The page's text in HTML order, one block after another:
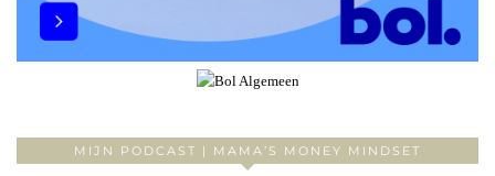
MIJN PODCAST | MAMA’S MONEY MINDSET